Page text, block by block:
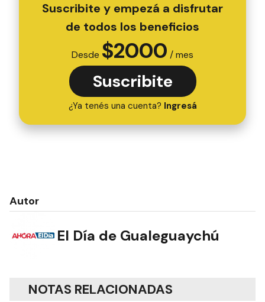
Suscribite y empezá a disfrutar
de todos los beneficios
Desde $2000 / mes
Suscribite
¿Ya tenés una cuenta? Ingresá
Autor
El Día de Gualeguaychú
NOTAS RELACIONADAS